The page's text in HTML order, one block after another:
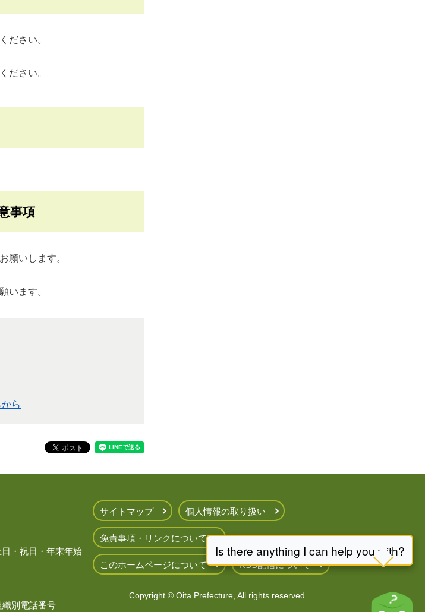
ださい。
ださい。
事項
願いします。
います。
ら
・祝日・年末年始
織別電話番号
サイトマップ 個人情報の取り扱い
免責事項・リンクについて
このホームページについて RSS配信について
Copyright © Oita Prefecture, All rights reserved.